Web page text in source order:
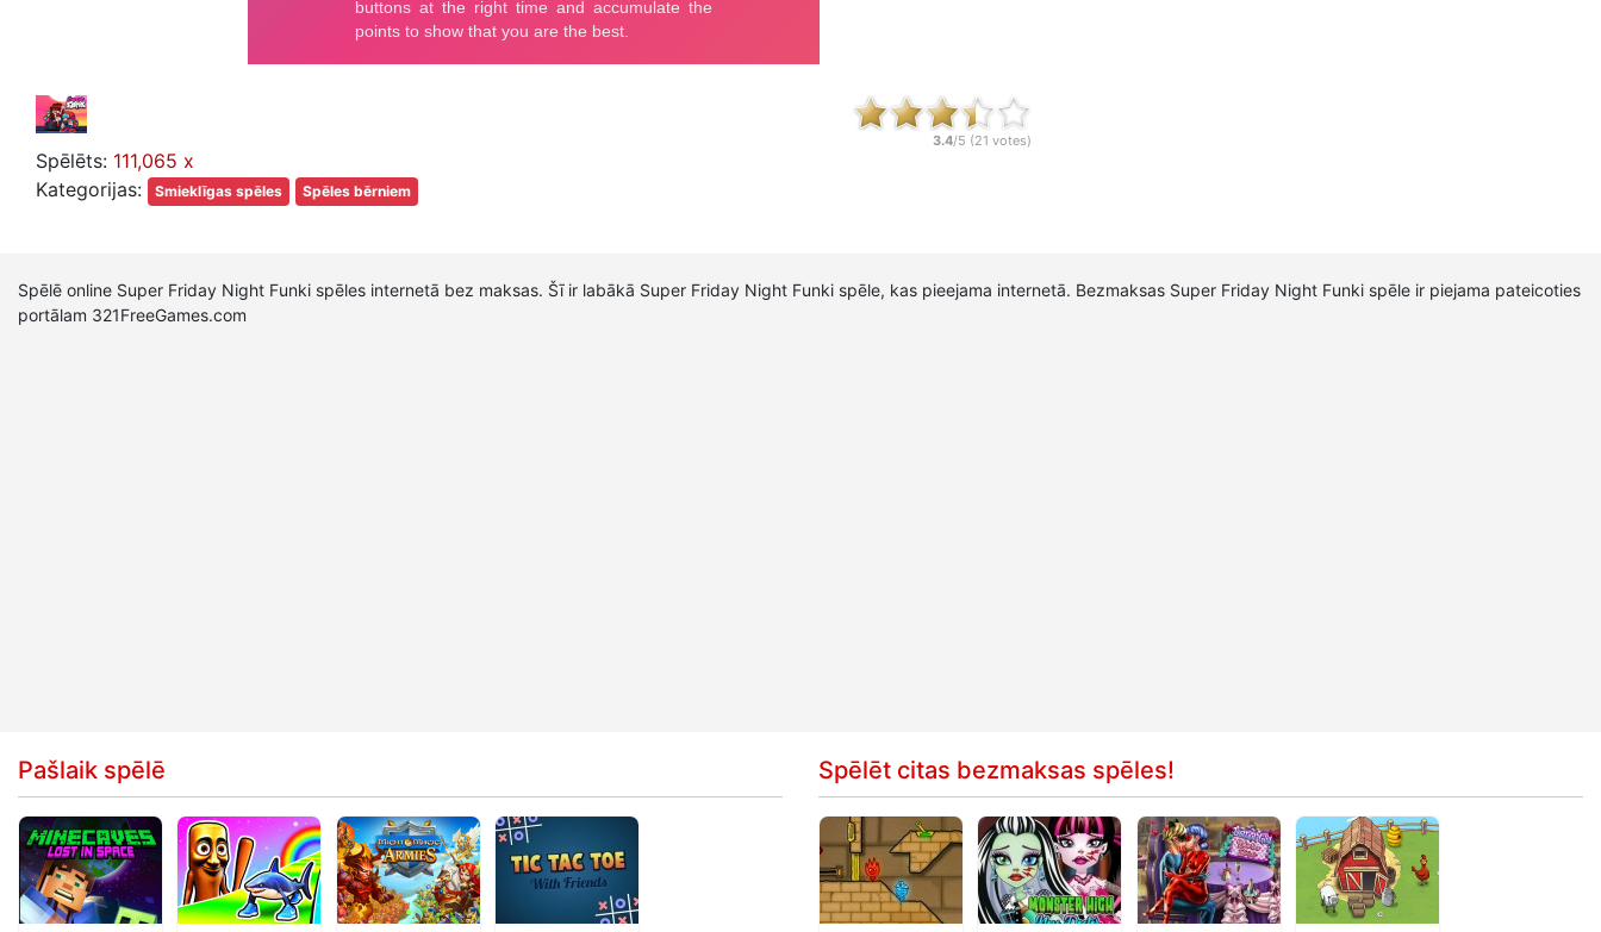
Spēlēts: 111,065 x
Kategorijas:
Smieklīgas spēles Spēles bērniem
3.4/5 (21 votes)
Spēlē online Super Friday Night Funki spēles internetā bez maksas. Šī ir labākā Super Friday Night Funki spēle, kas pieejama internetā. Bezmaksas Super Friday Night Funki spēle ir piejama pateicoties
portālam 321FreeGames.com
Pašlaik spēlē Spēlēt citas bezmaksas spēles!